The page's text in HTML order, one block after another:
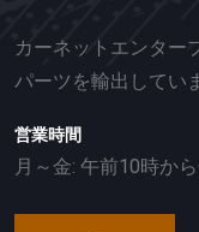
カーネットエンター
パーツを輸出してい
営業時間
月～金: 午前10時か